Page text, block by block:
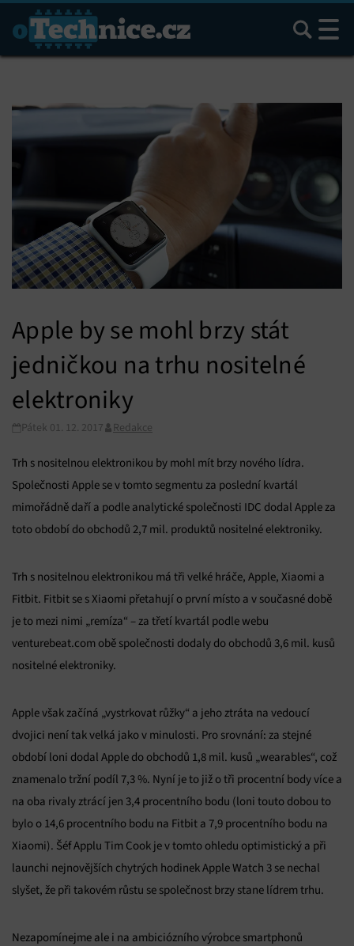
Hledat
Apple by se mohl brzy stát
jedničkou na trhu nositelné
elektroniky
Pátek 01. 12. 2017 Redakce
Trh s nositelnou elektronikou by mohl mít brzy nového lídra.
Společnosti Apple se v tomto segmentu za poslední kvartál
mimořádně daří a podle analytické společnosti IDC dodal Apple za
toto období do obchodů 2,7 mil. produktů nositelné elektroniky.
Trh s nositelnou elektronikou má tři velké hráče, Apple, Xiaomi a
Fitbit. Fitbit se s Xiaomi přetahují o první místo a v současné době
je to mezi nimi „remíza“ – za třetí kvartál podle webu
venturebeat.com obě společnosti dodaly do obchodů 3,6 mil. kusů
nositelné elektroniky.
Apple však začíná „vystrkovat růžky“ a jeho ztráta na vedoucí
dvojici není tak velká jako v minulosti. Pro srovnání: za stejné
období loni dodal Apple do obchodů 1,8 mil. kusů „wearables“, což
znamenalo tržní podíl 7,3 %. Nyní je to již o tři procentní body více a
na oba rivaly ztrácí jen 3,4 procentního bodu (loni touto dobou to
bylo o 14,6 procentního bodu na Fitbit a 7,9 procentního bodu na
Xiaomi). Šéf Applu Tim Cook je v tomto ohledu optimistický a při
launchi nejnovějších chytrých hodinek Apple Watch 3 se nechal
slyšet, že při takovém růstu se společnost brzy stane lídrem trhu.
Nezapomínejme ale i na ambiciózního výrobce smartphonů